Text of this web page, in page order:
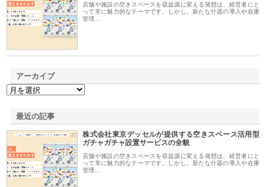
店舗や施設の空きスペースを収益源に変える発想は、経営者にと
って常に魅力的なテーマです。しかし、新たな什器の導入や在庫
管理…
アーカイブ
最近の記事
株式会社東京デッセルが提供する空きスペース活用型
ガチャガチャ設置サービスの全貌
店舗や施設の空きスペースを収益源に変える発想は、経営者にと
って常に魅力的なテーマです。しかし、新たな什器の導入や在庫
管理…